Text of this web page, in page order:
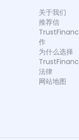
关于我们
推荐信
作
为什么选择
法律
网站地图